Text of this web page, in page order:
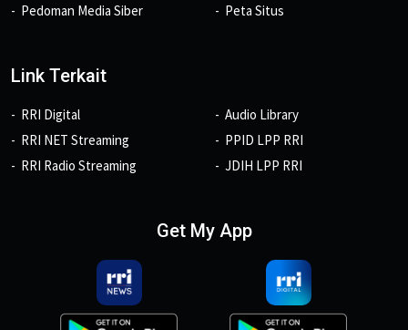
Pedoman Media Siber
Peta Situs
Link Terkait
RRI Digital
RRI NET Streaming
RRI Radio Streaming
Audio Library
PPID LPP RRI
JDIH LPP RRI
Get My App